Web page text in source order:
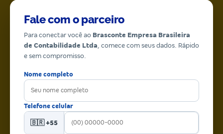
Fale com o parceiro
Para conectar você ao Brasconte Empresa Brasileira
de Contabilidade Ltda, comece com seus dados. Rápido
e sem compromisso.
Nome completo
Telefone celular
🇧🇷 +55